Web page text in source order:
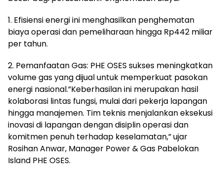
1. Efisiensi energi ini menghasilkan penghematan
biaya operasi dan pemeliharaan hingga Rp442 miliar
per tahun.
2. Pemanfaatan Gas: PHE OSES sukses meningkatkan
volume gas yang dijual untuk memperkuat pasokan
energi nasional.”Keberhasilan ini merupakan hasil
kolaborasi lintas fungsi, mulai dari pekerja lapangan
hingga manajemen. Tim teknis menjalankan eksekusi
inovasi di lapangan dengan disiplin operasi dan
komitmen penuh terhadap keselamatan,” ujar
Rosihan Anwar, Manager Power & Gas Pabelokan
Island PHE OSES.